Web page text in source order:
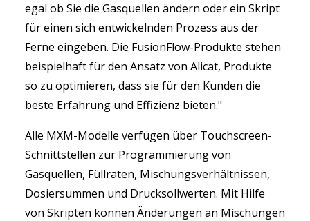
egal ob Sie die Gasquellen ändern oder ein Skript
für einen sich entwickelnden Prozess aus der
Ferne eingeben. Die FusionFlow-Produkte stehen
beispielhaft für den Ansatz von Alicat, Produkte
so zu optimieren, dass sie für den Kunden die
beste Erfahrung und Effizienz bieten."
Alle MXM-Modelle verfügen über Touchscreen-
Schnittstellen zur Programmierung von
Gasquellen, Füllraten, Mischungsverhältnissen,
Dosiersummen und Drucksollwerten. Mit Hilfe
von Skripten können Änderungen an Mischungen